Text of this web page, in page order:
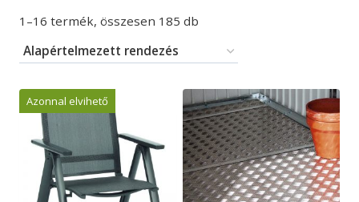
1–16 termék, összesen 185 db
Azonnal elvihető